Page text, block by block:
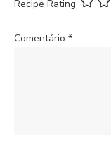
Recipe Rating
Comentário *